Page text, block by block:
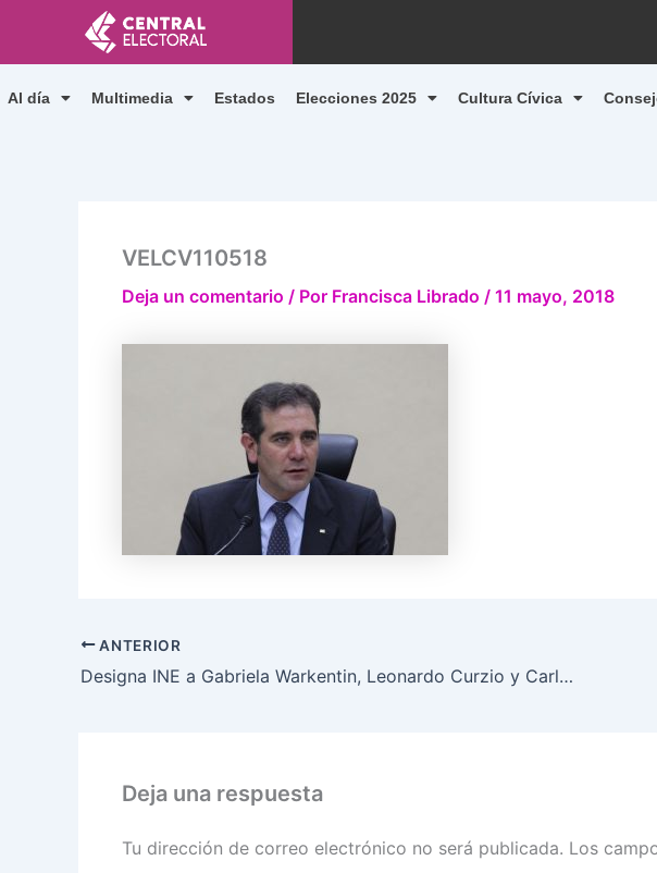
contenido
Al día Multimedia Estados Elecciones 2025 Cultura Cívica
VELCV110518
Deja un comentario / Por Francisca Librado / 11 mayo, 2018
ANTERIOR
Designa INE a Gabriela Warkentin, Leonardo Curzio y Carlos Puig como moderadores del Tercer Debate Presidencial
Deja una respuesta
Tu dirección de correo electrónico no será publicada. Los